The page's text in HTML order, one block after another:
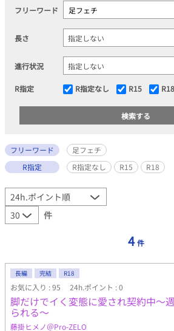
フリーワード
長さ
進行状況
R指定 R指定なし R15 R18
フリーワード
足フェチ
R指定
R指定なし R15 R18
件
4 件
長編 完結 R18
お気に入り : 95 24h.ポイント : 0
脚だけでイく変態に愛され契約中～
られる～
藤掛ヒメノ＠Pro-ZELO